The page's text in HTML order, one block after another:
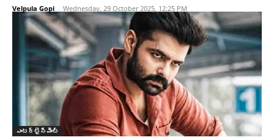
Velpula Gopi - Wednesday, 29 October 2025, 12:25 PM
ఎంటర్టైన్మెంట్